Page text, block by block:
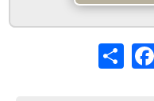
Share